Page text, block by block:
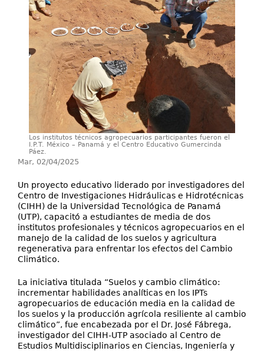
Extensión
Laboratorios
Servicios
Contáctenos
Los institutos técnicos agropecuarios participantes fueron el
I.P.T. México – Panamá y el Centro Educativo Gumercinda
Páez.
Mar, 02/04/2025
Un proyecto educativo liderado por investigadores del
Centro de Investigaciones Hidráulicas e Hidrotécnicas
(CIHH) de la Universidad Tecnológica de Panamá
(UTP), capacitó a estudiantes de media de dos
institutos profesionales y técnicos agropecuarios en el
manejo de la calidad de los suelos y agricultura
regenerativa para enfrentar los efectos del Cambio
Climático.
La iniciativa titulada “Suelos y cambio climático:
incrementar habilidades analíticas en los IPTs
agropecuarios de educación media en la calidad de
los suelos y la producción agrícola resiliente al cambio
climático”, fue encabezada por el Dr. José Fábrega,
investigador del CIHH-UTP asociado al Centro de
Estudios Multidisciplinarios en Ciencias, Ingeniería y